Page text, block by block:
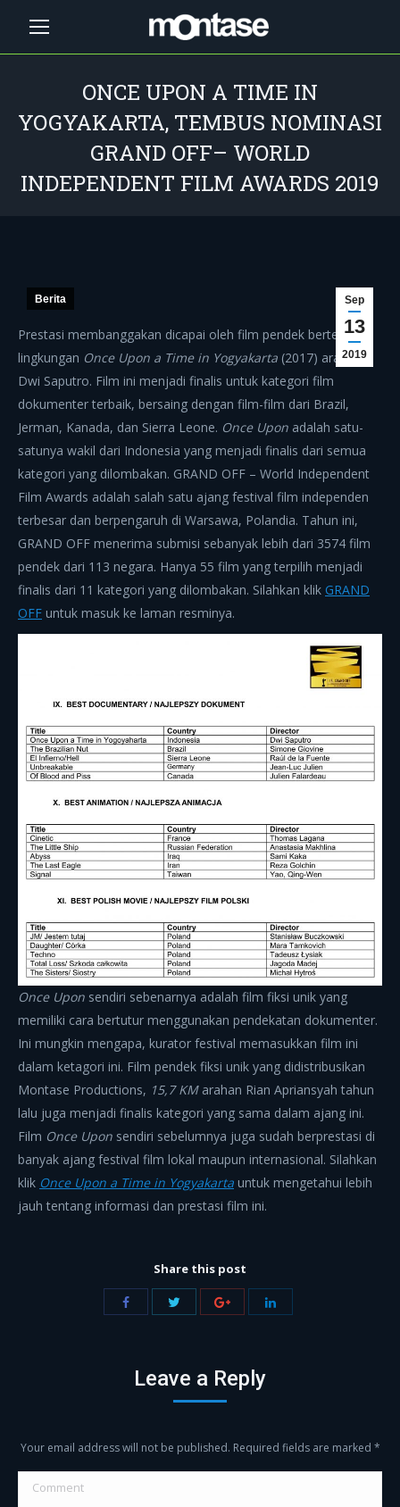
ONCE UPON A TIME IN
YOGYAKARTA, TEMBUS NOMINASI
GRAND OFF– WORLD
INDEPENDENT FILM AWARDS 2019
Sep
13
2019
Berita
Prestasi membanggakan dicapai oleh film pendek bertema
lingkungan Once Upon a Time in Yogyakarta (2017) arahan
Dwi Saputro. Film ini menjadi finalis untuk kategori film
dokumenter terbaik, bersaing dengan film-film dari Brazil,
Jerman, Kanada, dan Sierra Leone. Once Upon adalah satu-
satunya wakil dari Indonesia yang menjadi finalis dari semua
kategori yang dilombakan. GRAND OFF – World Independent
Film Awards adalah salah satu ajang festival film independen
terbesar dan berpengaruh di Warsawa, Polandia. Tahun ini,
GRAND OFF menerima submisi sebanyak lebih dari 3574 film
pendek dari 113 negara. Hanya 55 film yang terpilih menjadi
finalis dari 11 kategori yang dilombakan. Silahkan klik GRAND
OFF untuk masuk ke laman resminya.
Once Upon sendiri sebenarnya adalah film fiksi unik yang
memiliki cara bertutur menggunakan pendekatan dokumenter.
Ini mungkin mengapa, kurator festival memasukkan film ini
dalam ketagori ini. Film pendek fiksi unik yang didistribusikan
Montase Productions, 15,7 KMarahan Rian Apriansyah tahun
lalu juga menjadi finalis kategori yang sama dalam ajang ini.
Film Once Upon sendiri sebelumnya juga sudah berprestasi di
banyak ajang festival film lokal maupun internasional. Silahkan
klik Once Upon a Time in Yogyakarta untuk mengetahui lebih
jauh tentang informasi dan prestasi film ini.
Share this post
Share Share Share
Leave a Reply
Your email address will not be published. Required fields are marked *
Comment